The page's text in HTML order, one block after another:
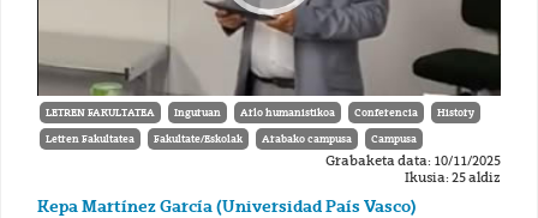
LETREN FAKULTATEA Inguruan Arlo humanistikoa Conferencia History
Letren Fakultatea Fakultate/Eskolak Arabako campusa Campusa
Grabaketa data: 10/11/2025
Ikusia: 25 aldiz
Kepa Martínez García (Universidad País Vasco)